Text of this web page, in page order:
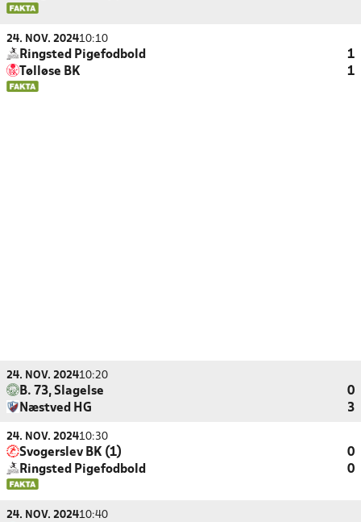
24. NOV. 202410:10
Ringsted Pigefodbold
1
Tølløse BK
1
24. NOV. 202410:20
B. 73, Slagelse
0
Næstved HG
3
24. NOV. 202410:30
Svogerslev BK (1)
0
Ringsted Pigefodbold
0
24. NOV. 202410:40